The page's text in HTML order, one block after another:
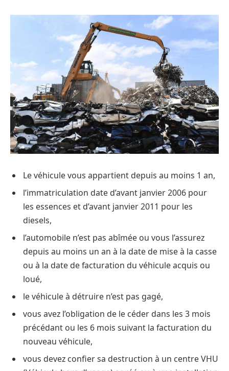
Le véhicule vous appartient depuis au moins 1 an,
l’immatriculation date d’avant janvier 2006 pour
les essences et d’avant janvier 2011 pour les
diesels,
l’automobile n’est pas abîmée ou vous l’assurez
depuis au moins un an à la date de mise à la casse
ou à la date de facturation du véhicule acquis ou
loué,
le véhicule à détruire n’est pas gagé,
vous avez l’obligation de le céder dans les 3 mois
précédant ou les 6 mois suivant la facturation du
nouveau véhicule,
vous devez confier sa destruction à un centre VHU